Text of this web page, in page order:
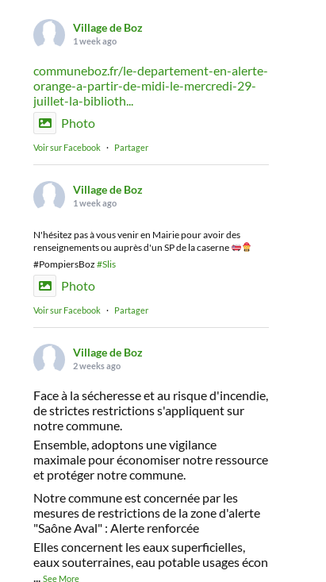
Village de Boz
1 week ago
communeboz.fr/le-departement-en-alerte-
orange-a-partir-de-midi-le-mercredi-29-
juillet-la-biblioth...
Photo
Voir sur Facebook · Partager
Village de Boz
1 week ago
N'hésitez pas à vous venir en Mairie pour avoir des
renseignements ou auprès d'un SP de la caserne
#PompiersBoz #Slis
Photo
Voir sur Facebook · Partager
Village de Boz
2 weeks ago
Face à la sécheresse et au risque d'incendie,
de strictes restrictions s'appliquent sur
notre commune.
Ensemble, adoptons une vigilance
maximale pour économiser notre ressource
et protéger notre commune.
Notre commune est concernée par les
mesures de restrictions de la zone d'alerte
"Saône Aval" : Alerte renforcée
Elles concernent les eaux superficielles,
eaux souterraines, eau potable usages écon
... See More